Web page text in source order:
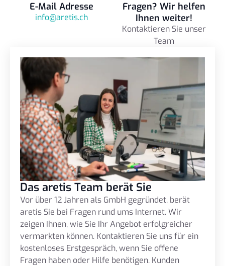
E-Mail Adresse
info@aretis.ch
Fragen? Wir helfen
Ihnen weiter!
Kontaktieren Sie unser
Team
Das aretis Team berät Sie
Vor über 12 Jahren als GmbH gegründet, berät
aretis Sie bei Fragen rund ums Internet. Wir
zeigen Ihnen, wie Sie Ihr Angebot erfolgreicher
vermarkten können. Kontaktieren Sie uns für ein
kostenloses Erstgespräch, wenn Sie offene
Fragen haben oder Hilfe benötigen. Kunden